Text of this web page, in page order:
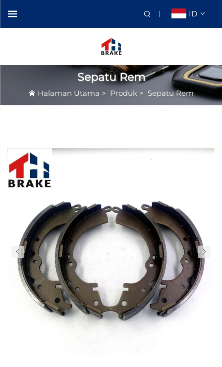
ID
Sepatu Rem
Halaman Utama > Produk > Sepatu Rem